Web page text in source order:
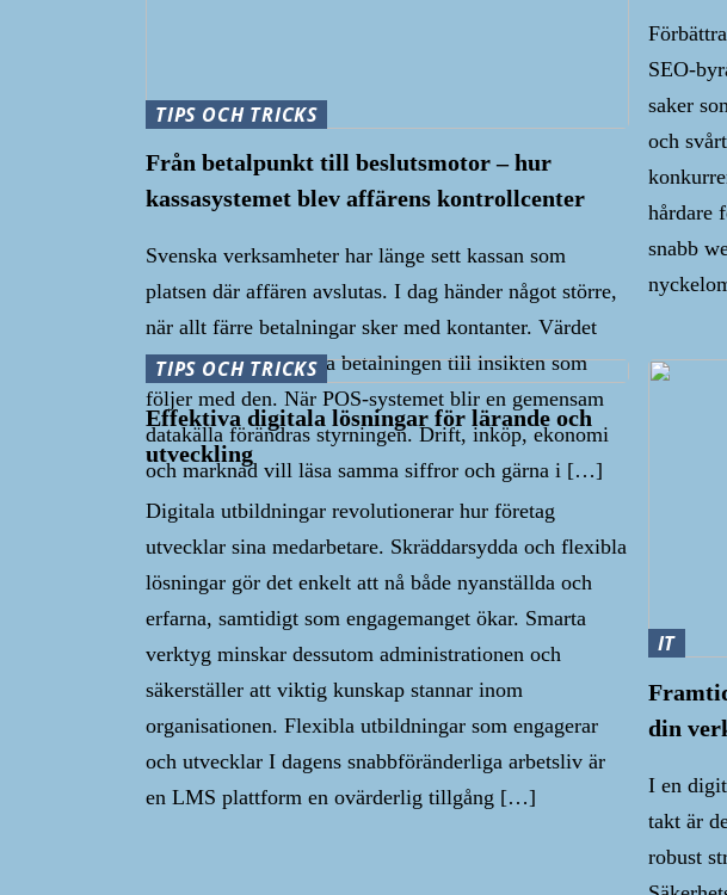
TIPS OCH TRICKS
Från betalpunkt till beslutsmotor – hur
kassasystemet blev affärens kontrollcenter
Svenska verksamheter har länge sett kassan som
platsen där affären avslutas. I dag händer något större,
när allt färre betalningar sker med kontanter. Värdet
har flyttats från själva betalningen till insikten som
följer med den. När POS-systemet blir en gemensam
datakälla förändras styrningen. Drift, inköp, ekonomi
och marknad vill läsa samma siffror och gärna i […]
SEO-
saker
och
hårdare
snabb
TIPS OCH TRICKS
Effektiva digitala lösningar för lärande och
utveckling
Digitala utbildningar revolutionerar hur företag
utvecklar sina medarbetare. Skräddarsydda och flexibla
lösningar gör det enkelt att nå både nyanställda och
erfarna, samtidigt som engagemanget ökar. Smarta
verktyg minskar dessutom administrationen och
säkerställer att viktig kunskap stannar inom
organisationen. Flexibla utbildningar som engagerar
och utvecklar I dagens snabbföränderliga arbetsliv är
en LMS plattform en ovärderlig tillgång […]
IT
din
I en
takt är
robust